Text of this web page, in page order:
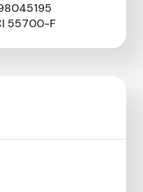
55700-F